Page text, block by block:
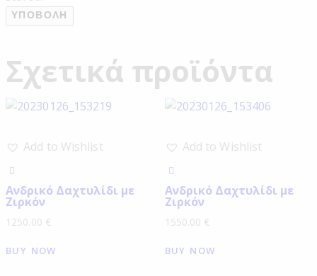
Σχετικά προϊόντα
Add to Wishlist
Ανδρικό Δαχτυλίδι με
Ζιρκόν
1250.00 €
BUY NOW
Add to Wishlist
Ανδρικό Δαχτυλίδι με
Ζιρκόν
1550.00 €
BUY NOW